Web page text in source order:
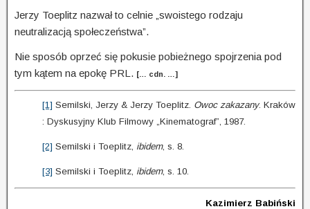
Jerzy Toeplitz nazwał to celnie „swoistego rodzaju
neutralizacją społeczeństwa”.
Nie sposób oprzeć się pokusie pobieżnego spojrzenia pod
tym kątem na epokę PRL. [… cdn. …]
[1] Semilski, Jerzy & Jerzy Toeplitz. Owoc zakazany. Kraków
: Dyskusyjny Klub Filmowy „Kinematograf”, 1987.
[2] Semilski i Toeplitz, ibidem, s. 8.
[3] Semilski i Toeplitz, ibidem, s. 10.
Kazimierz Babiński